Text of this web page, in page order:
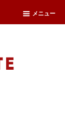
メニュー